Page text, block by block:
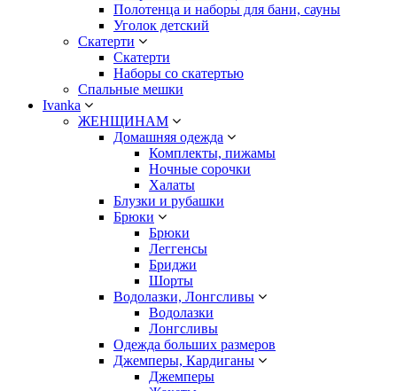
Полотенца и наборы для бани, сауны
Уголок детский
Скатерти
Скатерти
Наборы со скатертью
Спальные мешки
Ivanka
ЖЕНЩИНАМ
Домашняя одежда
Комплекты, пижамы
Ночные сорочки
Халаты
Блузки и рубашки
Брюки
Брюки
Леггенсы
Бриджи
Шорты
Водолазки, Лонгсливы
Водолазки
Лонгсливы
Одежда больших размеров
Джемперы, Кардиганы
Джемперы